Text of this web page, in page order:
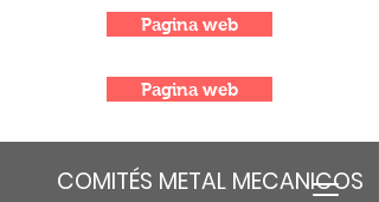
COMITÉS METAL MECANICOS
Pagina web
Pagina web